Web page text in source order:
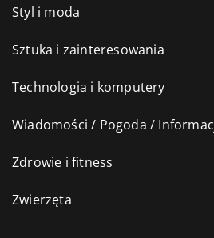
Styl i moda
Sztuka i zainteresowania
Technologia i komputery
Wiadomości / Pogoda /
Zdrowie i fitness
Zwierzęta